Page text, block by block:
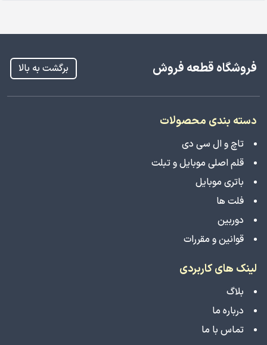
فروشگاه قطعه فروش برگشت به بالا
دسته بندی محصولات
تاچ و ال سی دی
قلم اصلی موبایل و تبلت
باتری موبایل
فلت ها
دوربین
قوانین و مقررات
لینک های کاربردی
بلاگ
درباره ما
تماس با ما